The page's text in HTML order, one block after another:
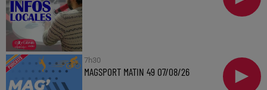
7h30
MAGSPORT MATIN 49 07/08/26